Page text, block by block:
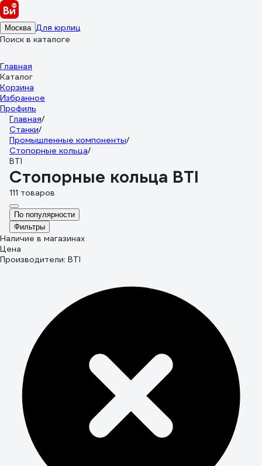
Москва Для юрлиц
Поиск в каталоге
Главная
Каталог
Корзина
Избранное
Профиль
Главная/
Станки/
Промышленные компоненты/
Стопорные кольца/
BTI
Стопорные кольца BTI
111 товаров
По популярности
Фильтры
Наличие в магазинах
Цена
Производители: BTI